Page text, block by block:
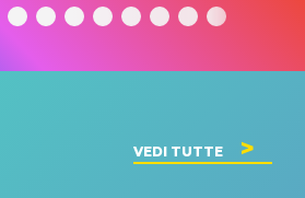
del singolo
VEDI TUTTE